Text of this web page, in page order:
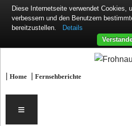
|Home |Fernsehberichte
≡
Diese Internetseite verwendet Cookies,
verbessern und den Benutzern
bereitzustellen.
Details